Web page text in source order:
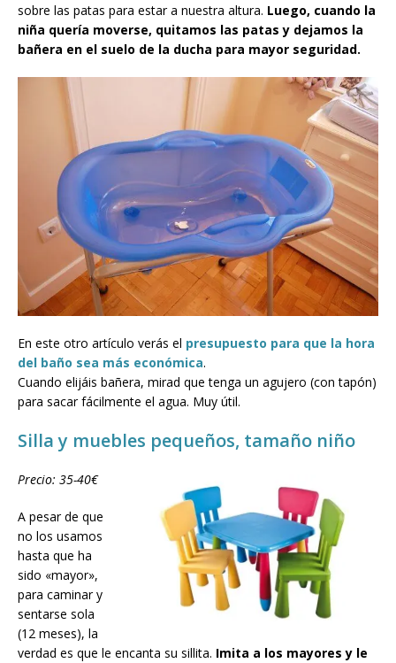
sobre las patas para estar a nuestra altura. Luego, cuando la
niña quería moverse, quitamos las patas y dejamos la
bañera en el suelo de la ducha para mayor seguridad.
En este otro artículo verás el presupuesto para que la hora
del baño sea más económica.
Cuando elijáis bañera, mirad que tenga un agujero (con tapón)
para sacar fácilmente el agua. Muy útil.
Silla y muebles pequeños, tamaño niño
Precio: 35-40€
A pesar de que
no los usamos
hasta que ha
sido «mayor»,
para caminar y
sentarse sola
(12 meses), la
verdad es que le encanta su sillita. Imita a los mayores y le